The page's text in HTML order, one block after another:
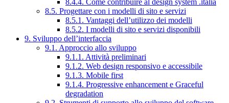
8.4.4. Come contribuire al design system .italia
8.5. Progettare con i modelli di sito e servizi
8.5.1. Vantaggi dell’utilizzo dei modelli
8.5.2. I modelli di sito e servizi disponibili
9. Sviluppo dell’interfaccia
9.1. Approccio allo sviluppo
9.1.1. Attività preliminari
9.1.2. Web design responsivo e accessibile
9.1.3. Mobile first
9.1.4. Progressive enhancement e Graceful
degradation